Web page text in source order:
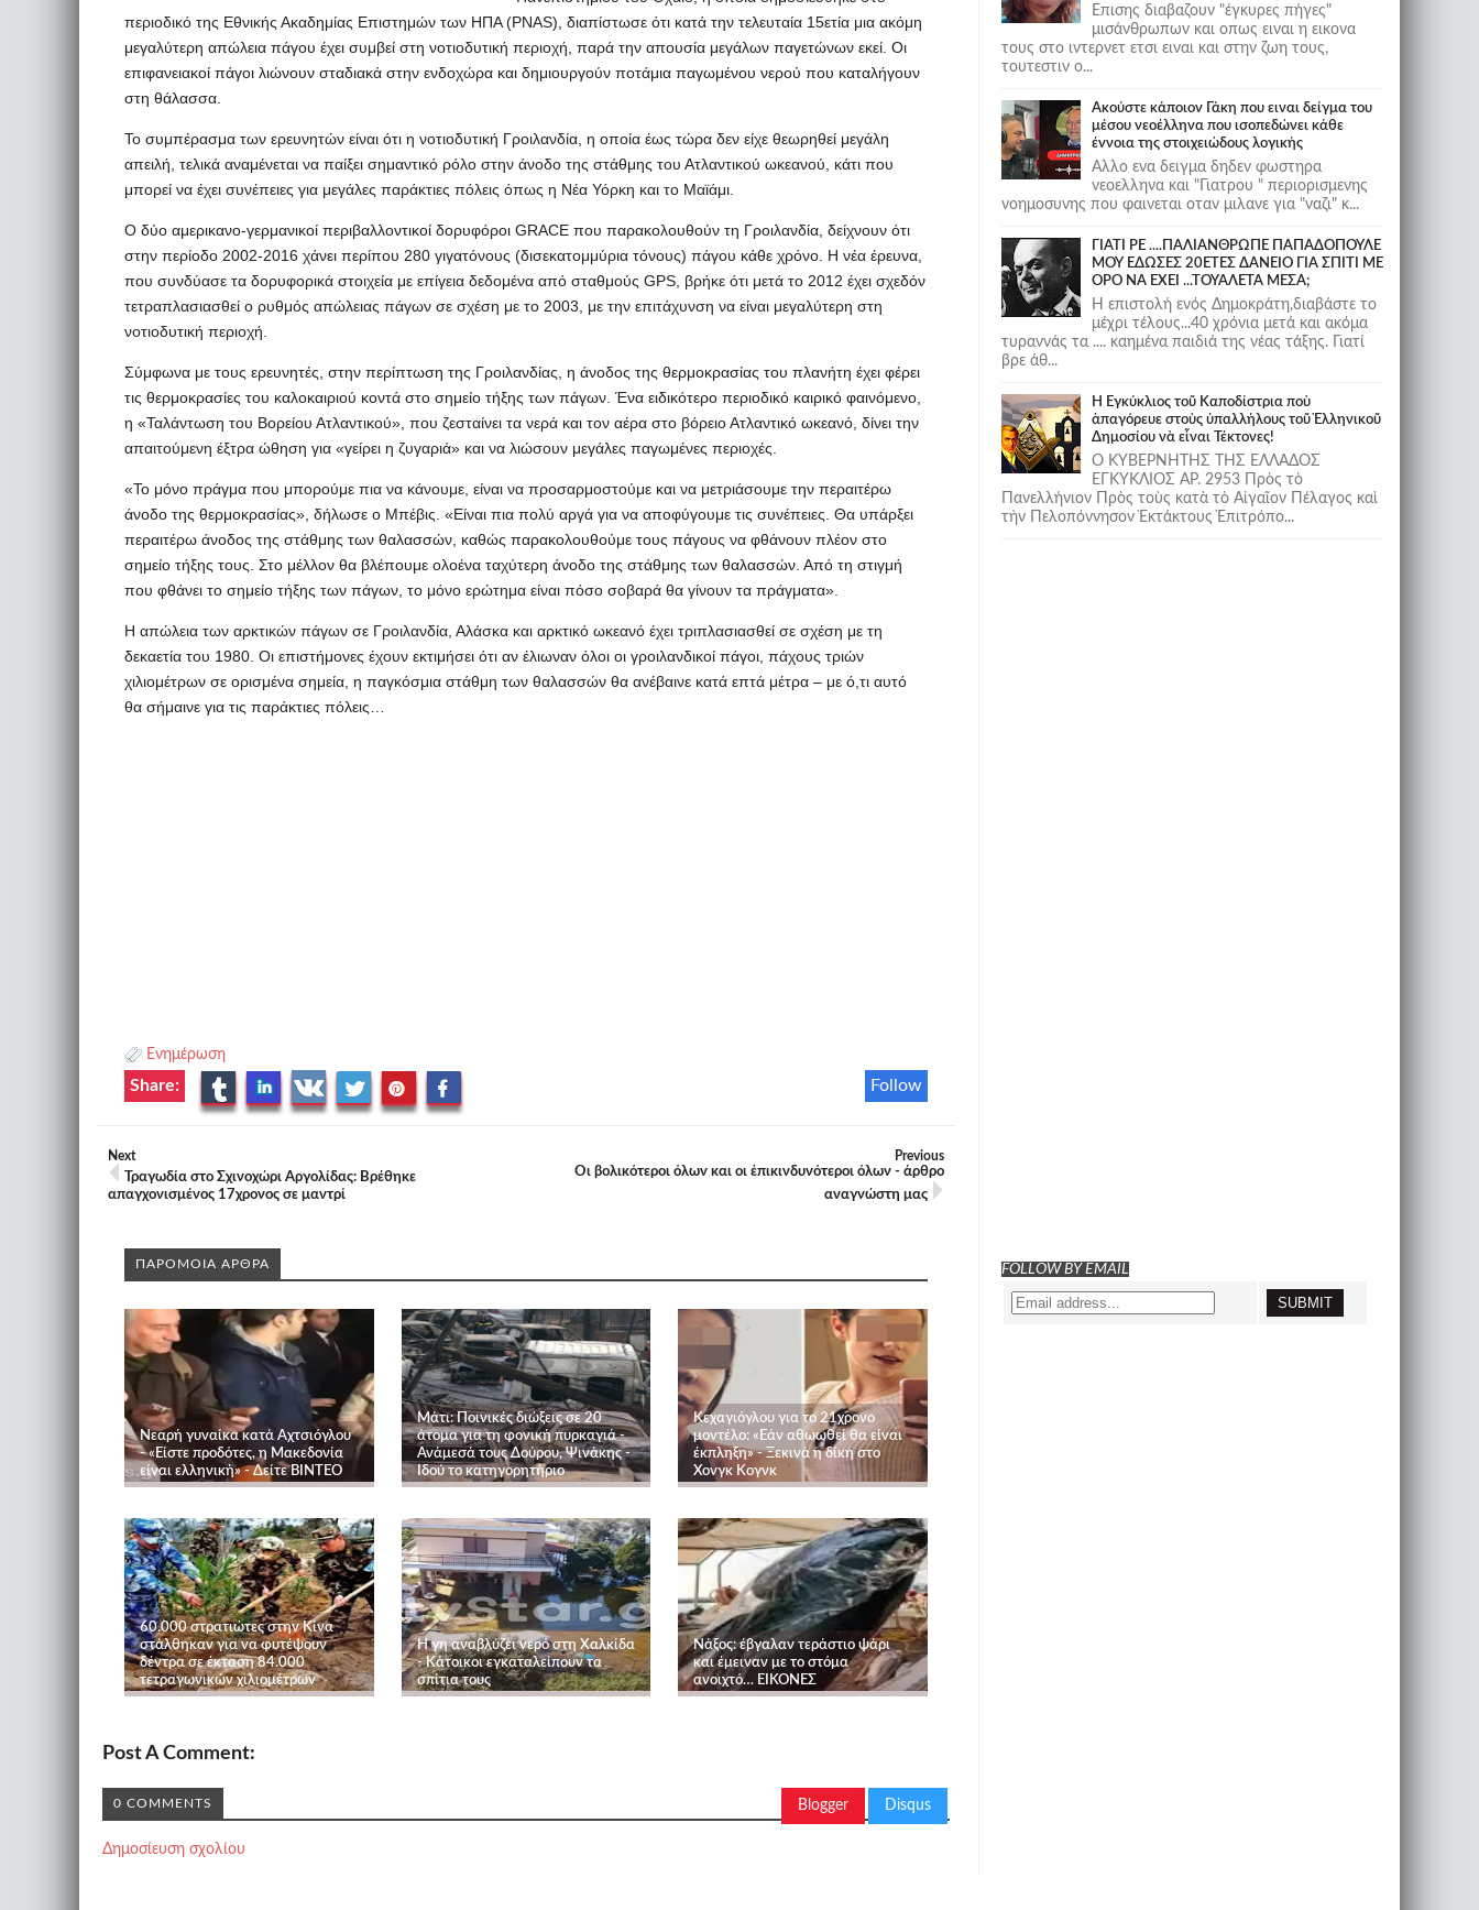
περιοδικό της Εθνικής Ακαδημίας Επιστημών των ΗΠΑ (PNAS), διαπίστωσε ότι κατά την τελευταία 15ετία μια ακόμη
μεγαλύτερη απώλεια πάγου έχει συμβεί στη νοτιοδυτική περιοχή, παρά την απουσία μεγάλων παγετώνων εκεί. Οι
επιφανειακοί πάγοι λιώνουν σταδιακά στην ενδοχώρα και δημιουργούν ποτάμια παγωμένου νερού που καταλήγουν
στη θάλασσα.
Το συμπέρασμα των ερευνητών είναι ότι η νοτιοδυτική Γροιλανδία, η οποία έως τώρα δεν είχε θεωρηθεί μεγάλη
απειλή, τελικά αναμένεται να παίξει σημαντικό ρόλο στην άνοδο της στάθμης του Ατλαντικού ωκεανού, κάτι που
μπορεί να έχει συνέπειες για μεγάλες παράκτιες πόλεις όπως η Νέα Υόρκη και το Μαϊάμι.
Ο δύο αμερικανο-γερμανικοί περιβαλλοντικοί δορυφόροι GRACE που παρακολουθούν τη Γροιλανδία, δείχνουν ότι
στην περίοδο 2002-2016 χάνει περίπου 280 γιγατόνους (δισεκατομμύρια τόνους) πάγου κάθε χρόνο. Η νέα έρευνα,
που συνδύασε τα δορυφορικά στοιχεία με επίγεια δεδομένα από σταθμούς GPS, βρήκε ότι μετά το 2012 έχει σχεδόν
τετραπλασιασθεί ο ρυθμός απώλειας πάγων σε σχέση με το 2003, με την επιτάχυνση να είναι μεγαλύτερη στη
νοτιοδυτική περιοχή.
Σύμφωνα με τους ερευνητές, στην περίπτωση της Γροιλανδίας, η άνοδος της θερμοκρασίας του πλανήτη έχει φέρει
τις θερμοκρασίες του καλοκαιριού κοντά στο σημείο τήξης των πάγων. Ένα ειδικότερο περιοδικό καιρικό φαινόμενο,
η «Ταλάντωση του Βορείου Ατλαντικού», που ζεσταίνει τα νερά και τον αέρα στο βόρειο Ατλαντικό ωκεανό, δίνει την
απαιτούμενη έξτρα ώθηση για «γείρει η ζυγαριά» και να λιώσουν μεγάλες παγωμένες περιοχές.
«Το μόνο πράγμα που μπορούμε πια να κάνουμε, είναι να προσαρμοστούμε και να μετριάσουμε την περαιτέρω
άνοδο της θερμοκρασίας», δήλωσε ο Μπέβις. «Είναι πια πολύ αργά για να αποφύγουμε τις συνέπειες. Θα υπάρξει
περαιτέρω άνοδος της στάθμης των θαλασσών, καθώς παρακολουθούμε τους πάγους να φθάνουν πλέον στο
σημείο τήξης τους. Στο μέλλον θα βλέπουμε ολοένα ταχύτερη άνοδο της στάθμης των θαλασσών. Από τη στιγμή
που φθάνει το σημείο τήξης των πάγων, το μόνο ερώτημα είναι πόσο σοβαρά θα γίνουν τα πράγματα».
Η απώλεια των αρκτικών πάγων σε Γροιλανδία, Αλάσκα και αρκτικό ωκεανό έχει τριπλασιασθεί σε σχέση με τη
δεκαετία του 1980. Οι επιστήμονες έχουν εκτιμήσει ότι αν έλιωναν όλοι οι γροιλανδικοί πάγοι, πάχους τριών
χιλιομέτρων σε ορισμένα σημεία, η παγκόσμια στάθμη των θαλασσών θα ανέβαινε κατά επτά μέτρα – με ό,τι αυτό
θα σήμαινε για τις παράκτιες πόλεις…
Ενημέρωση
Follow
Share:
Next
Τραγωδία στο Σχινοχώρι Αργολίδας: Βρέθηκε
απαγχονισμένος 17χρονος σε μαντρί
Previous
Οι βολικότεροι όλων και οι ἐπικινδυνότεροι όλων - άρθρο
αναγνώστη μας
ΠΑΡΟΜΟΙΑ ΑΡΘΡΑ
Νεαρή γυναίκα κατά Αχτσιόγλου
- «Είστε προδότες, η Μακεδονία
είναι ελληνική» - Δείτε ΒΙΝΤΕΟ
Μάτι: Ποινικές διώξεις σε 20
άτομα για τη φονική πυρκαγιά -
Ανάμεσά τους Δούρου, Ψινάκης -
Ιδού τo κατηγορητήριο
Κεχαγιόγλου για το 21χρονο
μοντέλο: «Εάν αθωωθεί θα είναι
έκπληξη» - Ξεκινά η δίκη στο
Χονγκ Κογνκ
60.000 στρατιώτες στην Κίνα
στάλθηκαν για να φυτέψουν
δέντρα σε έκταση 84.000
τετραγωνικών χιλιομέτρων
Η γη αναβλύζει νερό στη Χαλκίδα
- Κάτοικοι εγκαταλείπουν τα
σπίτια τους
Νάξος: έβγαλαν τεράστιο ψάρι
και έμειναν με το στόμα
ανοιχτό… ΕΙΚΟΝΕΣ
Post A Comment:
Blogger Disqus
0 COMMENTS
Δημοσίευση σχολίου
Επισης διαβαζουν "έγκυρες πήγες"
μισάνθρωπων και οπως ειναι η εικονα
τους στο ιντερνετ ετσι ειναι και στην ζωη τους,
τουτεστιν ο...
Ακούστε κάποιον Γάκη που ειναι δείγμα του
μέσου νεοέλληνα που ισοπεδώνει κάθε
έννοια της στοιχειώδους λογικής
Αλλο ενα δειγμα δηδεν φωστηρα
νεοελληνα και "Γιατρου " περιορισμενης
νοημοσυνης που φαινεται οταν μιλανε για "ναζι" κ...
ΓΙΑΤΙ ΡΕ ....ΠΑΛΙΑΝΘΡΩΠΕ ΠΑΠΑΔΟΠΟΥΛΕ
ΜΟΥ ΕΔΩΣΕΣ 20ΕΤΕΣ ΔΑΝΕΙΟ ΓΙΑ ΣΠΙΤΙ ΜΕ
ΟΡΟ ΝΑ ΕΧΕΙ ...ΤΟΥΑΛΕΤΑ ΜΕΣΑ;
Η επιστολή ενός Δημοκράτη,διαβάστε το
μέχρι τέλους...40 χρόνια μετά και ακόμα
τυραννάς τα .... καημένα παιδιά της νέας τάξης. Γιατί
βρε άθ...
Ἡ Ἐγκύκλιος τοῦ Καποδίστρια ποὺ
ἀπαγόρευε στοὺς ὑπαλλήλους τοῦ Ἑλληνικοῦ
Δημοσίου νὰ εἶναι Τέκτονες!
Ο ΚΥΒΕΡΝΗΤΗΣ ΤΗΣ ΕΛΛΑΔΟΣ
ΕΓΚΥΚΛΙΟΣ ΑΡ. 2953 Πρὸς τὸ
Πανελλήνιον Πρὸς τοὺς κατὰ τὸ Αἰγαῖον Πέλαγος καὶ
τὴν Πελοπόννησον Ἐκτάκτους Ἐπιτρόπο...
FOLLOW BY EMAIL